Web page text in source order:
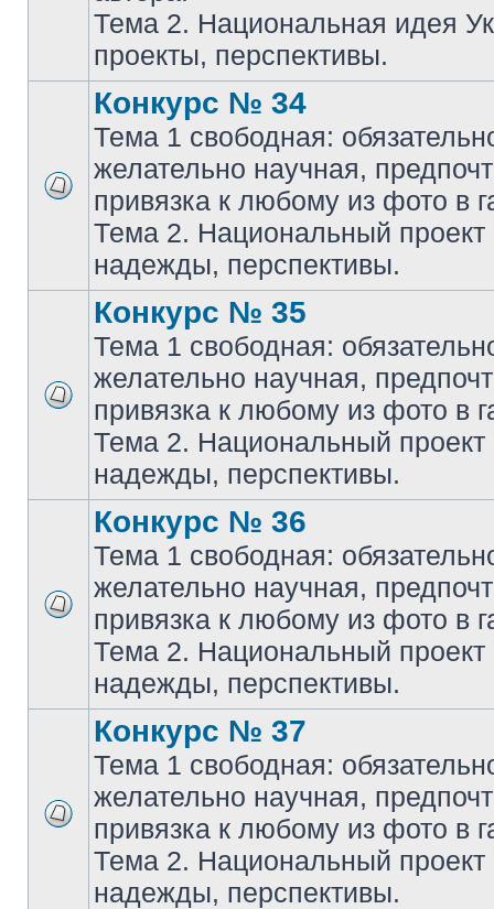
Тема 2. Национальная идея
проекты, перспективы.
Конкурс № 34
Тема 1 свободная:
желательно научная,
привязка к любому из фото в
Тема 2. Национальный
надежды, перспективы.
Конкурс № 35
Тема 1 свободная:
желательно научная,
привязка к любому из фото в
Тема 2. Национальный
надежды, перспективы.
Конкурс № 36
Тема 1 свободная:
желательно научная,
привязка к любому из фото в
Тема 2. Национальный
надежды, перспективы.
Конкурс № 37
Тема 1 свободная:
желательно научная,
привязка к любому из фото в
Тема 2. Национальный
надежды, перспективы.